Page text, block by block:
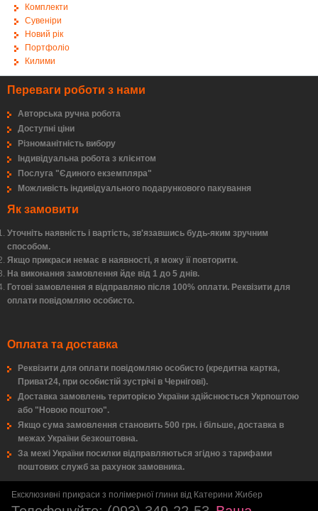
Комплекти
Сувеніри
Новий рік
Портфоліо
Килими
Переваги роботи з нами
Авторська ручна робота
Доступні ціни
Різноманітність вибору
Індивідуальна робота з клієнтом
Послуга "Єдиного екземпляра"
Можливість індивідуального подарункового пакування
Як замовити
Уточніть наявність і вартість, зв'язавшись будь-яким зручним
способом.
Якщо прикраси немає в наявності, я можу її повторити.
На виконання замовлення йде від 1 до 5 днів.
Готові замовлення я відправляю після 100% оплати. Реквізити для
оплати повідомляю особисто.
Оплата та доставка
Реквізити для оплати повідомляю особисто (кредитна картка,
Приват24, при особистій зустрічі в Чернігові).
Доставка замовлень територією України здійснюється Укрпоштою
або "Новою поштою".
Якщо сума замовлення становить 500 грн. і більше, доставка в
межах України безкоштовна.
За межі України посилки відправляються згідно з тарифами
поштових служб за рахунок замовника.
Ексклюзивні прикраси з полімерної глини від Катерини Жибер